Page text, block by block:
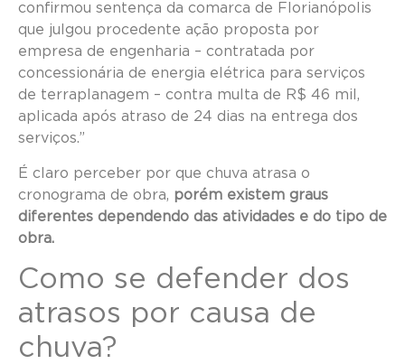
confirmou sentença da comarca de Florianópolis
que julgou procedente ação proposta por
empresa de engenharia – contratada por
concessionária de energia elétrica para serviços
de terraplanagem – contra multa de R$ 46 mil,
aplicada após atraso de 24 dias na entrega dos
serviços.”
É claro perceber por que chuva atrasa o
cronograma de obra, porém existem graus
diferentes dependendo das atividades e do tipo de
obra.
Como se defender dos
atrasos por causa de
chuva?